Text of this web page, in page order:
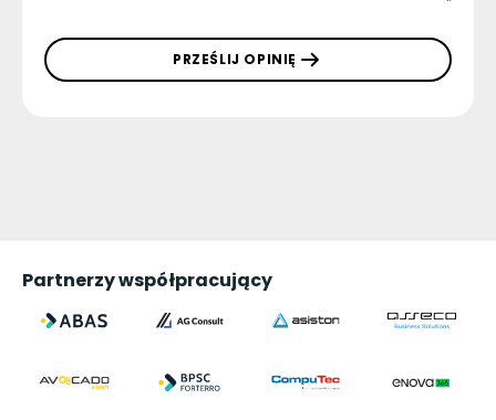
PRZEŚLIJ OPINIĘ
Partnerzy współpracujący